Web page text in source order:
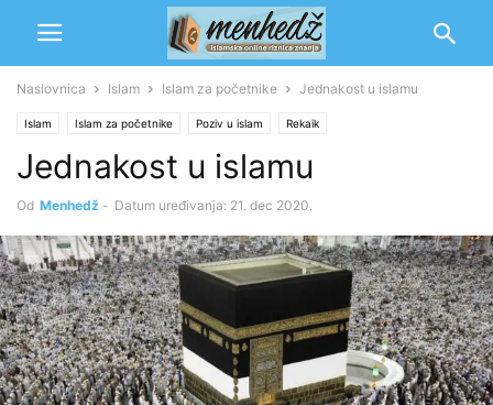
Naslovnica Islam Islam za početnike Jednakost u islamu
Islam Islam za početnike Poziv u islam Rekaik
Jednakost u islamu
Od Menhedž - Datum uređivanja: 21. dec 2020.